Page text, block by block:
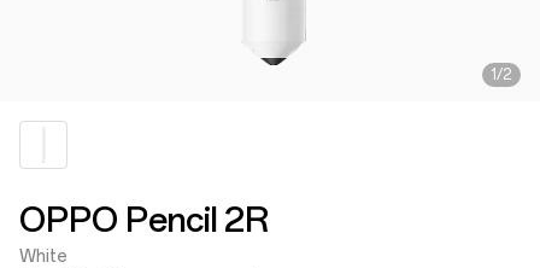
1/2
OPPO Pencil 2R
White